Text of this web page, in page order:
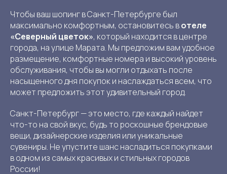
Чтобы ваш шопинг в Санкт-Петербурге был
максимально комфортным, остановитесь вотеле
«Северный цветок», который находится в центре
города, на улице Марата. Мы предложим вам удобное
размещение, комфортные номера и высокий уровень
обслуживания, чтобы вы могли отдыхать после
насыщенного дня покупок и наслаждаться всем, что
может предложить этот удивительный город.
Санкт-Петербург — это место, где каждый найдет
что-то на свой вкус, будь то роскошные брендовые
вещи, дизайнерские изделия или уникальные
сувениры. Не упустите шанс насладиться покупками
в одном из самых красивых и стильных городов
России!